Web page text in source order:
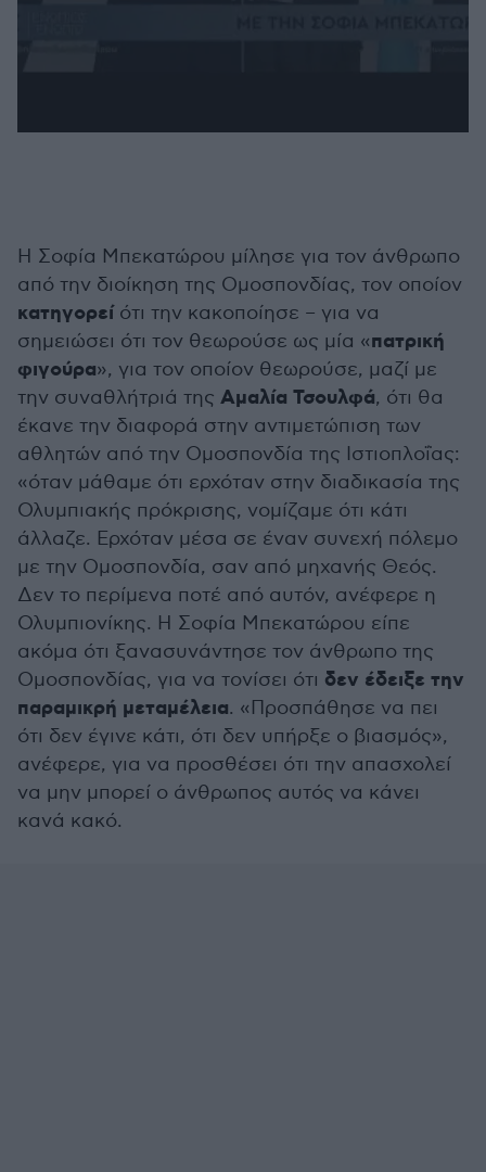
Η Σοφία Μπεκατώρου μίλησε για τον άνθρωπο
από την διοίκηση της Ομοσπονδίας, τον οποίον
κατηγορείότι την κακοποίησε – για να
σημειώσει ότι τον θεωρούσε ως μία «πατρική
φιγούρα», για τον οποίον θεωρούσε, μαζί με
την συναθλήτριά της Αμαλία Τσουλφά, ότι θα
έκανε την διαφορά στην αντιμετώπιση των
αθλητών από την Ομοσπονδία της Ιστιοπλοΐας:
«όταν μάθαμε ότι ερχόταν στην διαδικασία της
Ολυμπιακής πρόκρισης, νομίζαμε ότι κάτι
άλλαζε. Ερχόταν μέσα σε έναν συνεχή πόλεμο
με την Ομοσπονδία, σαν από μηχανής Θεός.
Δεν το περίμενα ποτέ από αυτόν, ανέφερε η
Ολυμπιονίκης. Η Σοφία Μπεκατώρου είπε
ακόμα ότι ξανασυνάντησε τον άνθρωπο της
Ομοσπονδίας, για να τονίσει ότι δεν έδειξε την
παραμικρή μεταμέλεια. «Προσπάθησε να πει
ότι δεν έγινε κάτι, ότι δεν υπήρξε ο βιασμός»,
ανέφερε, για να προσθέσει ότι την απασχολεί
να μην μπορεί ο άνθρωπος αυτός να κάνει
κανά κακό.